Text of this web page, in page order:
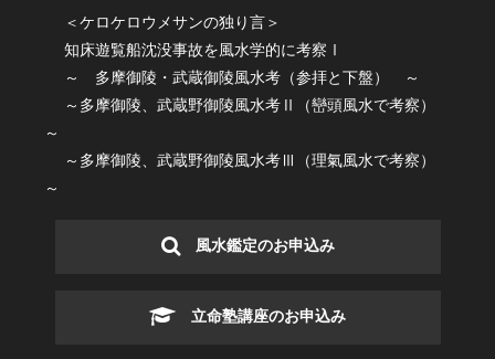
＜ケロケロウメサンの独り言＞
知床遊覧船沈没事故を風水学的に考察Ⅰ
～ 多摩御陵・武蔵御陵風水考（参拝と下盤） ～
～多摩御陵、武蔵野御陵風水考Ⅱ（巒頭風水で考察）
～
～多摩御陵、武蔵野御陵風水考Ⅲ（理氣風水で考察）
～
風水鑑定のお申込み
立命塾講座のお申込み